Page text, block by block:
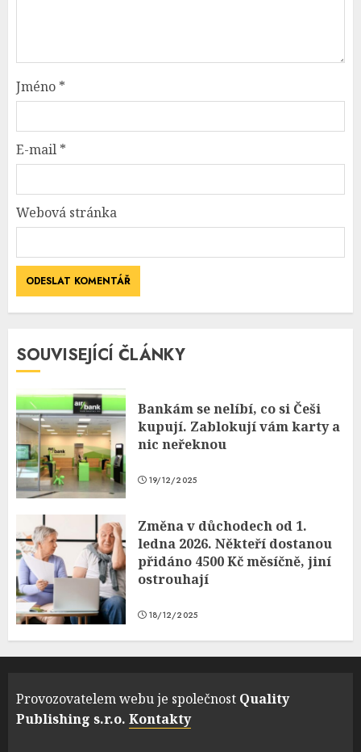
Jméno *
E-mail *
Webová stránka
SOUVISEJÍCÍ ČLÁNKY
Bankám se nelíbí, co si Češi
kupují. Zablokují vám karty a
nic neřeknou
19/12/2025
Změna v důchodech od 1.
ledna 2026. Někteří dostanou
přidáno 4500 Kč měsíčně, jiní
ostrouhají
18/12/2025
Provozovatelem webu je společnost Quality
Publishing s.r.o. Kontakty